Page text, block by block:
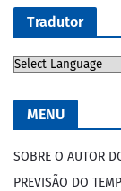
Tradutor
MENU
SOBRE O AUTOR
PREVISÃO DO